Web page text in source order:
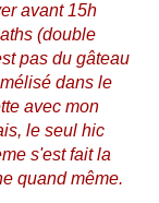
avant 15h
(double
pas du gâteau
dans le
avec mon
le seul hic
s'est fait la
quand même.